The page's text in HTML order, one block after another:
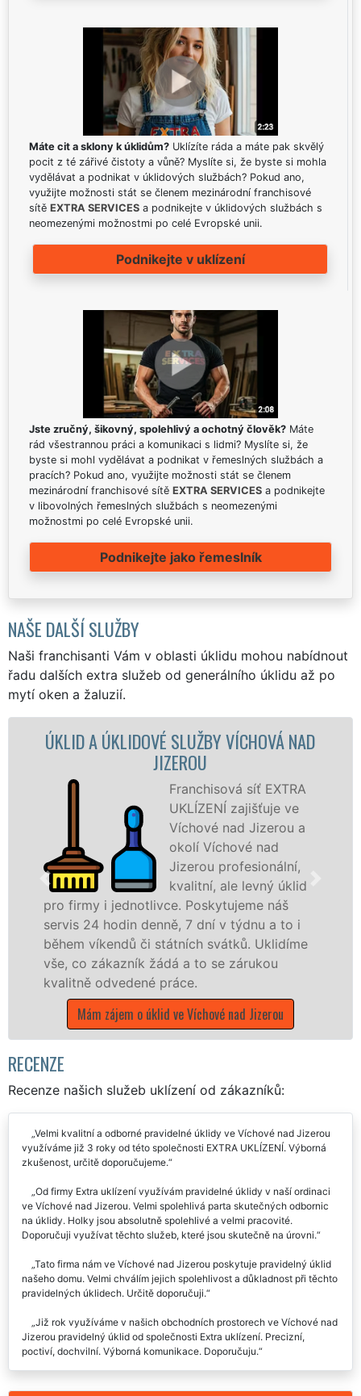
Máte cit a sklony k úklidům? Uklízíte ráda a máte pak skvělý
pocit z té zářivé čistoty a vůně? Myslíte si, že byste si mohla
vydělávat a podnikat v úklidových službách? Pokud ano,
využijte možnosti stát se členem mezinárodní franchisové
sítě EXTRA SERVICES a podnikejte v úklidových službách s
neomezenými možnostmi po celé Evropské unii.
Podnikejte v uklízení
Jste zručný, šikovný, spolehlivý a ochotný člověk? Máte
rád všestrannou práci a komunikaci s lidmi? Myslíte si, že
byste si mohl vydělávat a podnikat v řemeslných službách a
pracích? Pokud ano, využijte možnosti stát se členem
mezinárodní franchisové sítě EXTRA SERVICES a podnikejte
v libovolných řemeslných službách s neomezenými
možnostmi po celé Evropské unii.
Podnikejte jako řemeslník
NAŠE DALŠÍ SLUŽBY
Naši franchisanti Vám v oblasti úklidu mohou nabídnout
řadu dalších extra služeb od generálního úklidu až po
mytí oken a žaluzií.
SLUŽBY VÍCHOVÁ NAD
Franchisová síť EXTRA
UKLÍZENÍ zajišťuje ve
Víchové nad Jizerou a
okolí Víchové nad
Jizerou profesionální,
kvalitní, ale levný úklid
Poskytujeme náš
denně, 7 dní v týdnu a to i
či státních svátků. Uklidíme
žádá a to se zárukou
práce.
o úklid ve Víchové nad Jizerou
ÚKLIDOVÁ
služby
společnosti,
v celém
RECENZE
Recenze našich služeb uklízení od zákazníků:
Velmi kvalitní a odborné pravidelné úklidy ve Víchové nad Jizerou
využíváme již 3 roky od této společnosti EXTRA UKLÍZENÍ. Výborná
zkušenost, určitě doporučujeme.
Od firmy Extra uklízení využívám pravidelné úklidy v naší ordinaci
ve Víchové nad Jizerou. Velmi spolehlivá parta skutečných odbornic
na úklidy. Holky jsou absolutně spolehlivé a velmi pracovité.
Doporučuji využívat těchto služeb, které jsou skutečně na úrovni.
Tato firma nám ve Víchové nad Jizerou poskytuje pravidelný úklid
našeho domu. Velmi chválím jejich spolehlivost a důkladnost při těchto
pravidelných úklidech. Určitě doporučuji.
Již rok využíváme v našich obchodních prostorech ve Víchové nad
Jizerou pravidelný úklid od společnosti Extra uklízení. Precizní,
poctiví, dochvilní. Výborná komunikace. Doporučuju.